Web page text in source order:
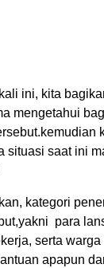
ini, kita
mengetahui
situasi saat ini
kategori
para
serta
apapun